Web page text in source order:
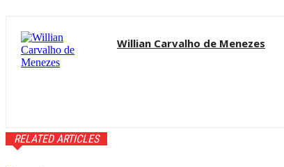
Willian Carvalho de Menezes
RELATED ARTICLES